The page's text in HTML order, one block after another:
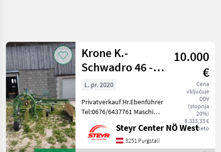
Krone K.-
Schwadro 46 -
PRIVAT
10.000
€
Cena
vključuje
DDV
(stopnja
20%)
8.333,33 €
neto
L. pr. 2020
Privatverkauf Hr.Ebenführer
Tel:0676/6437761 Maschine
zuhause Bitte alle Fragen ,
gleich direkt mit dem
Steyr Center NÖ West
3251 Purgstall